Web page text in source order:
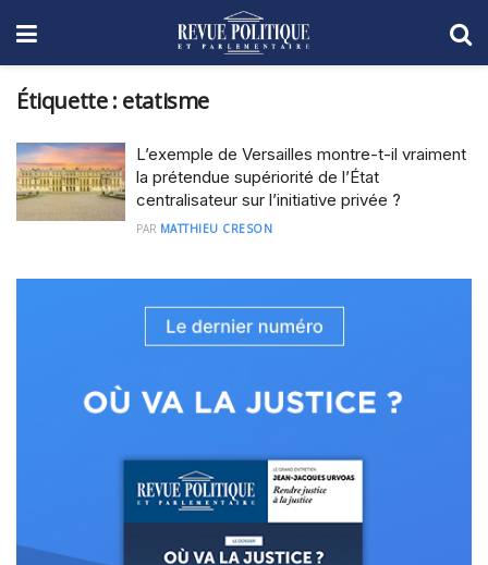
Étiquette : etatisme
L’exemple de Versailles montre-t-il vraiment
la prétendue supériorité de l’État
centralisateur sur l’initiative privée ?
PAR MATTHIEU CRESON